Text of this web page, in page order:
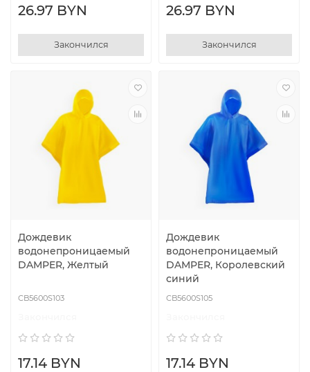
26.97 BYN
Закончился
26.97 BYN
Закончился
Дождевик
водонепроницаемый
DAMPER, Желтый
CB5600S103
17.14 BYN
Дождевик
водонепроницаемый
DAMPER, Королевский
синий
CB5600S105
17.14 BYN